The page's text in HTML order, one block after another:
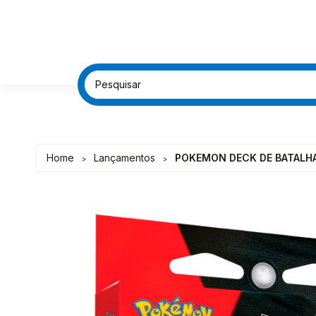
FRETE
FRETE
Home > Lançamentos > POKEMON DECK DE